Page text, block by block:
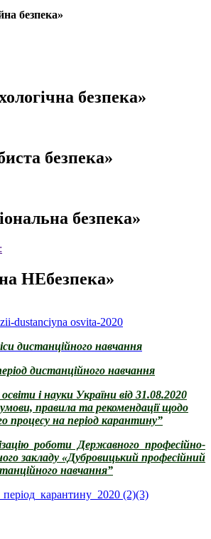
безпека»
безпека»
безпека»
безпека»
НЕбезпека»
dustanciyna osvita-2020
дистанційного навчання
дистанційного навчання
і науки України від 31.08.2020
правила та рекомендації щодо
процесу на період карантину”
роботи Державного професійно-
закладу «Дубровицький професійний
навчання”
(2)(3)